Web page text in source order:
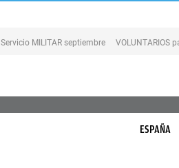
Servicio MILITAR septiembre VOLUNTARIOS
ESPAÑA